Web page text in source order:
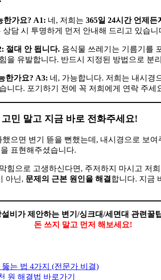
한가요? A1: 네, 저희는 365일 24시간 언제든
담 시 투명하게 먼저 안내해 드리고 있습니
절대 안 됩니다. 음식물 쓰레기는 기름기를
을 유발합니다. 반드시 지정된 방법으로 분
한가요? A3: 네, 가능합니다. 저희는 내시경
니다. 포기하기 전에 꼭 저희에게 연락 주세
민 말고 지금 바로 전화주세요!
으면 변기 뜯을 뻔했는데, 내시경으로 보
표현해주셨습니다.
힘으로 고생하신다면, 주저하지 마시고 저
아닌, 문제의 근본 원인을 해결 합니다. 지금
설비가 제안하는 변기/싱크대/세면대 관련꿀
돈 쓰지 말고 먼저 해보세요!
는 법 4가지 (전문가 비결)
원 해결법 바로가기